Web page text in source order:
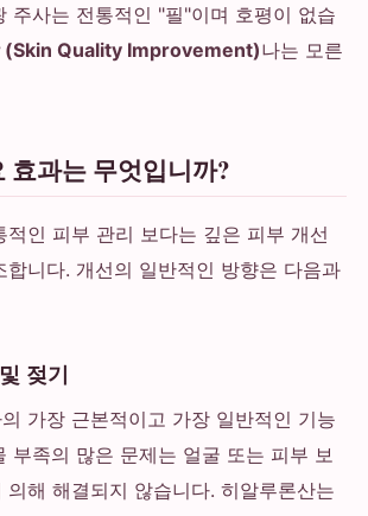
주사는 전통적인 "필"이며 호평이 없습
(Skin Quality Improvement)나는 모른
효과는 무엇입니까?
적인 피부 관리 보다는 깊은 피부 개선
합니다. 개선의 일반적인 방향은 다음과
젖기
가장 근본적이고 가장 일반적인 기능
부족의 많은 문제는 얼굴 또는 피부 보
의해 해결되지 않습니다. 히알루론산는